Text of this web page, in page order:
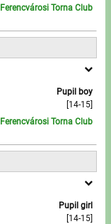
Ferencvárosi Torna Club
Pupil boy
[14-15]
Ferencvárosi Torna Club
Pupil girl
[14-15]